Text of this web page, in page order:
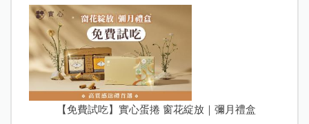
【免費試吃】實心蛋捲 窗花綻放｜彌月禮盒